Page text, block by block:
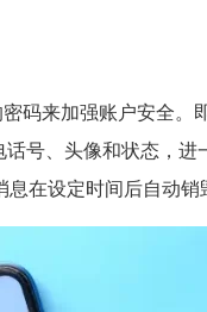
来加强账户安全。
号、头像和状态，进
在设定时间后自动